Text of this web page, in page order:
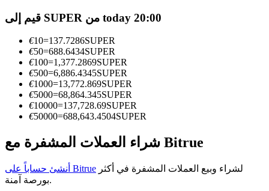
تحليل البيانات الضخمة بما في ذلك المعلومات التجارية، وما
إلى ذلك.
قيم إلى SUPER من today 20:00
€10=137.7286SUPER
€50=688.6434SUPER
€100=1,377.2869SUPER
€500=6,886.4345SUPER
€1000=13,772.869SUPER
€5000=68,864.345SUPER
€10000=137,728.69SUPER
€50000=688,643.4504SUPER
شراء العملات المشفرة مع Bitrue
أنشئ حساباً على Bitrue
بورصة آمنة.